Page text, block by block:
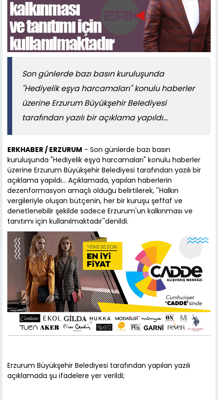
Son günlerde bazı basın kuruluşunda
"Hediyelik eşya harcamaları" konulu haberler
üzerine Erzurum Büyükşehir Belediyesi
tarafından yazılı bir açıklama yapıldı...
ERKHABER / ERZURUM - Son günlerde bazı basın
kuruluşunda "Hediyelik eşya harcamaları" konulu haberler
üzerine Erzurum Büyükşehir Belediyesi tarafından yazılı bir
açıklama yapıldı... Açıklamada, yapılan haberlerin
dezenformasyon amaçlı olduğu belirtilerek, ''Halkın
vergileriyle oluşan bütçenin, her bir kuruşu şeffaf ve
denetlenebilir şekilde sadece Erzurum'un kalkınması ve
tanıtımı için kullanılmaktadır''denildi.
Erzurum Büyükşehir Belediyesi tarafından yapılan yazılı
açıklamada şu ifadelere yer verildi;